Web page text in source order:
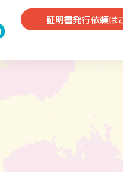
証明書発行依頼は